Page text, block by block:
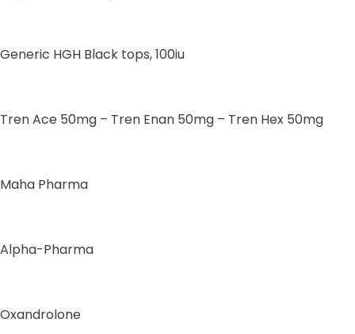
Generic HGH Black tops, 100iu
Tren Ace 50mg – Tren Enan 50mg – Tren Hex 50mg
Maha Pharma
Alpha-Pharma
Oxandrolone